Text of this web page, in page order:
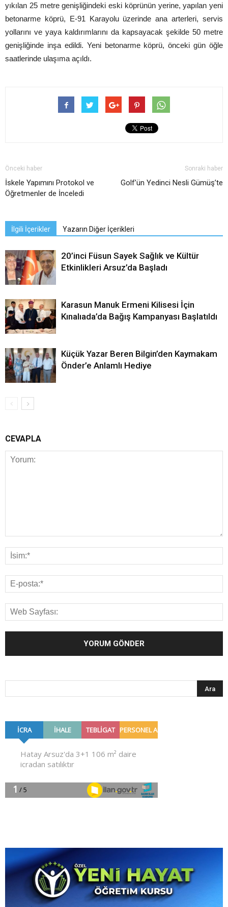
yıkılan 25 metre genişliğindeki eski köprünün yerine, yapılan yeni
betonarme köprü, E-91 Karayolu üzerinde ana arterleri, servis
yollarını ve yaya kaldırımlarını da kapsayacak şekilde 50 metre
genişliğinde inşa edildi. Yeni betonarme köprü, önceki gün öğle
saatlerinde ulaşıma açıldı.
Önceki haber
İskele Yapımını Protokol ve
Öğretmenler de İnceledi
Sonraki haber
Golf’ün Yedinci Nesli Gümüş’te
İlgili İçerikler Yazarın Diğer İçerikleri
20’inci Füsun Sayek Sağlık ve Kültür
Etkinlikleri Arsuz’da Başladı
Karasun Manuk Ermeni Kilisesi İçin
Kınalıada’da Bağış Kampanyası Başlatıldı
Küçük Yazar Beren Bilgin’den Kaymakam
Önder’e Anlamlı Hediye
CEVAPLA